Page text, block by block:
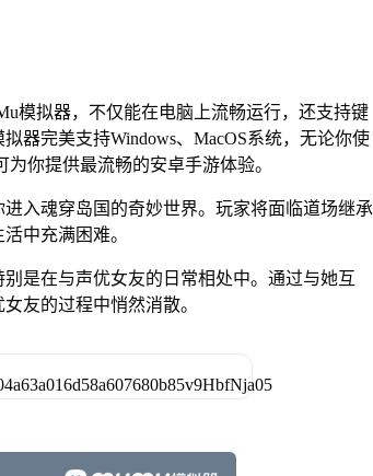
模拟器，不仅能在电脑上流畅运行，还支持键
器完美支持Windows、MacOS系统，无论你使
你提供最流畅的安卓手游体验。
入魂穿岛国的奇妙世界。玩家将面临道场继承
中充满困难。
是在与声优女友的日常相处中。通过与她互
友的过程中悄然消散。